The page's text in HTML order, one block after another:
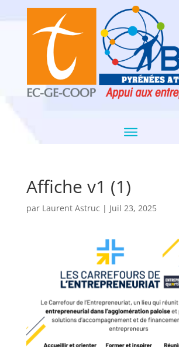
Affiche v1 (1)
par Laurent Astruc | Juil 23, 2025